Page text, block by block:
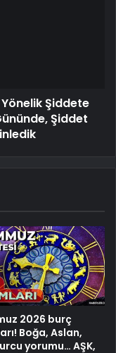
Yönelik Şiddete
Şiddet
2026 burç
Boğa, Aslan,
yorumu… AŞK,